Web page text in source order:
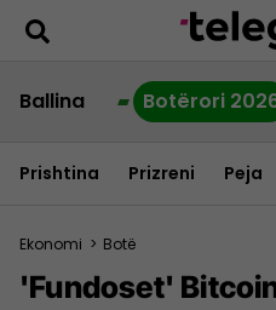
Ballina Botërori
Prishtina Prizreni Peja
Ekonomi > Botë
'Fundoset'